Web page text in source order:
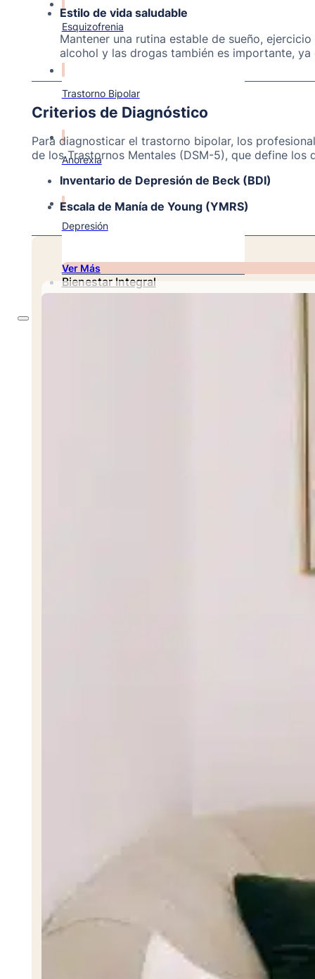
Esquizofrenia
Trastorno Bipolar
Anorexia
Depresión
Ver Más
Bienestar Integral
Estilo de vida saludable
Mantener una rutina estable de sueño,
alcohol y las drogas también es importante,
Criterios de Diagnóstico
Para diagnosticar el trastorno bipolar, los
de los Trastornos Mentales (DSM-5), que define
Inventario de Depresión de Beck (BDI)
Escala de Manía de Young (YMRS)